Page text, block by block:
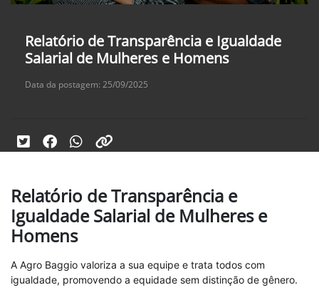
Relatório de Transparência e Igualdade
Salarial de Mulheres e Homens
Data da postagem: 25/09/2025
Relatório de Transparência e
Igualdade Salarial de Mulheres e
Homens
A Agro Baggio valoriza a sua equipe e trata todos com
igualdade, promovendo a equidade sem distinção de gênero.